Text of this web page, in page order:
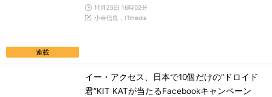
連載
11月25日 16時02分
小寺信良，ITmedia
イー・アクセス、日本で10個だけの“ドロイド
君”KIT KATが当たるFacebookキャンペーン